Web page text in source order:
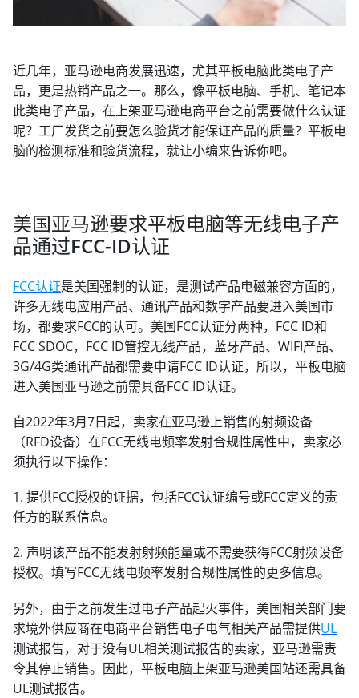
近几年，亚马逊电商发展迅速，尤其平板电脑此类电子产
品，更是热销产品之一。那么，像平板电脑、手机、笔记本
此类电子产品，在上架亚马逊电商平台之前需要做什么认证
呢？工厂发货之前要怎么验货才能保证产品的质量？平板电
脑的检测标准和验货流程，就让小编来告诉你吧。
美国亚马逊要求平板电脑等无线电子产
品通过FCC-ID认证
FCC认证是美国强制的认证，是测试产品电磁兼容方面的，
许多无线电应用产品、通讯产品和数字产品要进入美国市
场，都要求FCC的认可。美国FCC认证分两种，FCC ID和
FCC SDOC，FCC ID管控无线产品，蓝牙产品、WIFI产品、
3G/4G类通讯产品都需要申请FCC ID认证，所以，平板电脑
进入美国亚马逊之前需具备FCC ID认证。
自2022年3月7日起，卖家在亚马逊上销售的射频设备
（RFD设备）在FCC无线电频率发射合规性属性中，卖家必
须执行以下操作：
1. 提供FCC授权的证据，包括FCC认证编号或FCC定义的责
任方的联系信息。
2. 声明该产品不能发射射频能量或不需要获得FCC射频设备
授权。填写FCC无线电频率发射合规性属性的更多信息。
另外，由于之前发生过电子产品起火事件，美国相关部门要
求境外供应商在电商平台销售电子电气相关产品需提供UL
测试报告，对于没有UL相关测试报告的卖家，亚马逊需责
令其停止销售。因此，平板电脑上架亚马逊美国站还需具备
UL测试报告。